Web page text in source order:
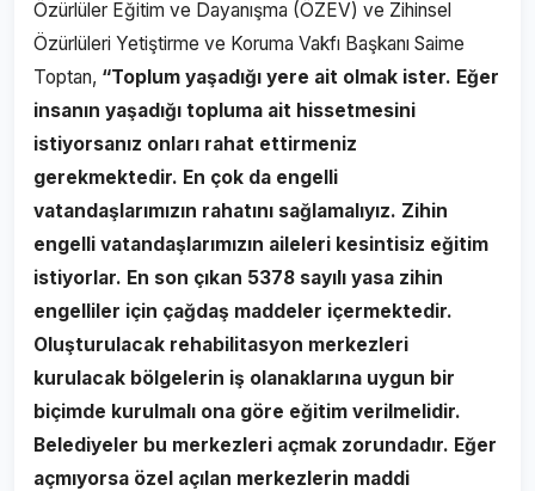
Özürlüler Eğitim ve Dayanışma (ÖZEV) ve Zihinsel
Özürlüleri Yetiştirme ve Koruma Vakfı Başkanı Saime
Toptan, “Toplum yaşadığı yere ait olmak ister. Eğer
insanın yaşadığı topluma ait hissetmesini
istiyorsanız onları rahat ettirmeniz
gerekmektedir. En çok da engelli
vatandaşlarımızın rahatını sağlamalıyız. Zihin
engelli vatandaşlarımızın aileleri kesintisiz eğitim
istiyorlar. En son çıkan 5378 sayılı yasa zihin
engelliler için çağdaş maddeler içermektedir.
Oluşturulacak rehabilitasyon merkezleri
kurulacak bölgelerin iş olanaklarına uygun bir
biçimde kurulmalı ona göre eğitim verilmelidir.
Belediyeler bu merkezleri açmak zorundadır. Eğer
açmıyorsa özel açılan merkezlerin maddi